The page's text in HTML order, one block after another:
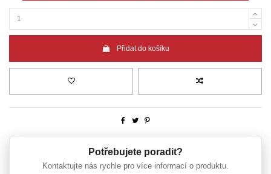
Přidat do košíku
Potřebujete poradit?
Kontaktujte nás rychle pro více informací o produktu.